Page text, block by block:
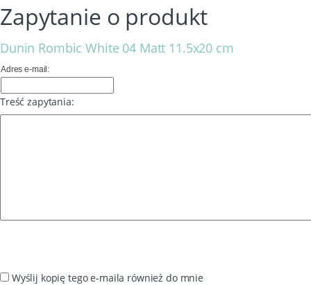
Zapytanie o produkt
Dunin Rombic White 04 Matt 11.5x20 cm
Adres e-mail:
Treść zapytania:
Wyślij kopię tego e-maila również do mnie